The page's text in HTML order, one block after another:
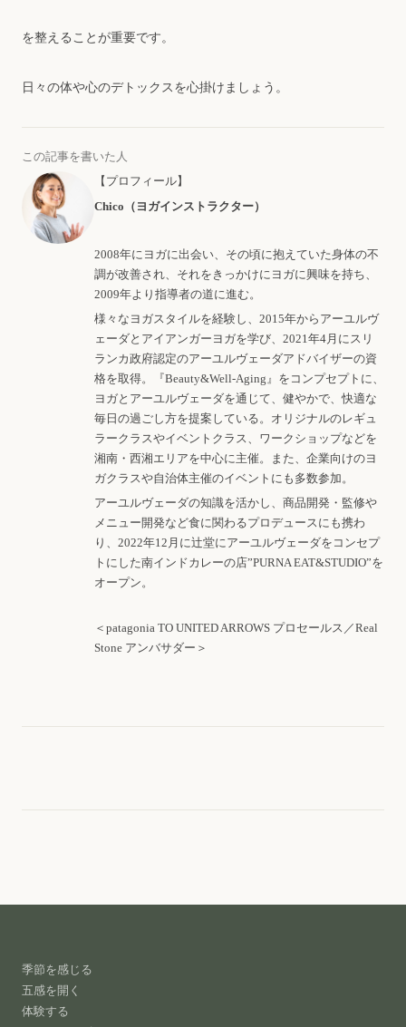
を整えることが重要です。
⽇々の体や⼼のデトックスを⼼掛けましょう。
この記事を書いた人
【プロフィール】
Chico（ヨガインストラクター）
2008年にヨガに出会い、その頃に抱えていた身体の不
調が改善され、それをきっかけにヨガに興味を持ち、
2009年より指導者の道に進む。
様々なヨガスタイルを経験し、2015年からアーユルヴ
ェーダとアイアンガーヨガを学び、2021年4月にスリ
ランカ政府認定のアーユルヴェーダアドバイザーの資
格を取得。『Beauty&Well-Aging』をコンプセプトに、
ヨガとアーユルヴェーダを通じて、健やかで、快適な
毎日の過ごし方を提案している。オリジナルのレギュ
ラークラスやイベントクラス、ワークショップなどを
湘南・西湘エリアを中心に主催。また、企業向けのヨ
ガクラスや自治体主催のイベントにも多数参加。
アーユルヴェーダの知識を活かし、商品開発・監修や
メニュー開発など食に関わるプロデュースにも携わ
り、2022年12月に辻堂にアーユルヴェーダをコンセプ
トにした南インドカレーの店”PURNA EAT&STUDIO”を
オープン。
＜patagonia TO UNITED ARROWS プロセールス／Real
Stone アンバサダー＞
季節を感じる
五感を開く
体験する